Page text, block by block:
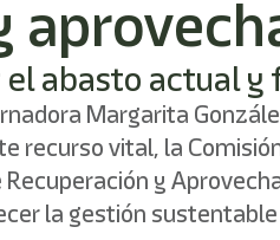
el abasto actual
Margarita
recurso vital, la
y
la gestión sustentable